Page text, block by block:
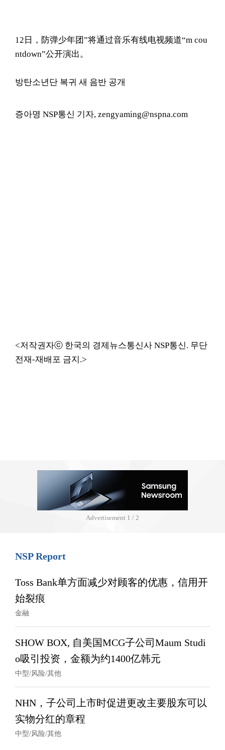
12日，防弹少年团”将通过音乐有线电视频道“m cou
ntdown”公开演出。
방탄소년단 복귀 새 음반 공개
증아명 NSP통신 기자, zengyaming@nspna.com
<저작권자ⓒ 한국의 경제뉴스통신사 NSP통신. 무단
전재-재배포 금지.>
Advertisement 1 / 2
NSP Report
Toss Bank单方面减少对顾客的优惠，信用开
始裂痕
金融
SHOW BOX, 自美国MCG子公司Maum Studi
o吸引投资，金额为约1400亿韩元
中型/风险/其他
NHN，子公司上市时促进更改主要股东可以
实物分红的章程
中型/风险/其他